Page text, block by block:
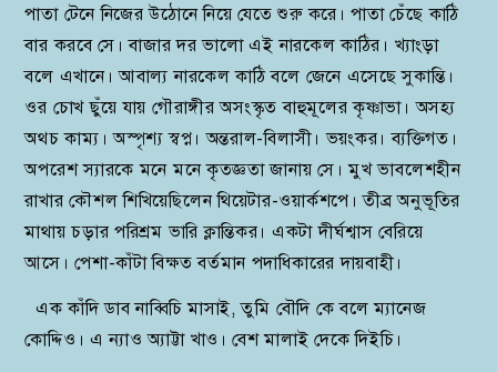
পাতা টেনে নিজের উঠোনে নিয়ে যেতে শুরু করে। পাতা চেঁছে কাঠি
বার করবে সে। বাজার দর ভালো এই নারকেল কাঠির। খ্যাংড়া
বলে এখানে। আবাল্য নারকেল কাঠি বলে জেনে এসেছে সুকান্তি।
ওর চোখ ছুঁয়ে যায় গৌরাঙ্গীর অসংস্কৃত বাহুমূলের কৃষ্ণাভা। অসহ্য
অথচ কাম্য। অস্পৃশ্য স্বপ্ন। অন্তরাল-বিলাসী। ভয়ংকর। ব্যক্তিগত।
অপরেশ স্যারকে মনে মনে কৃতজ্ঞতা জানায় সে। মুখ ভাবলেশহীন
রাখার কৌশল শিখিয়েছিলেন থিয়েটার-ওয়ার্কশপে। তীব্র অনুভূতির
মাথায় চড়ার পরিশ্রম ভারি ক্লান্তিকর। একটা দীর্ঘশ্বাস বেরিয়ে
আসে। পেশা-কাঁটা বিক্ষত বর্তমান পদাধিকারের দায়বাহী।
এক কাঁদি ডাব নাব্বিচি মাসাই, তুমি বৌদি কে বলে ম্যানেজ
কোদ্দিও। এ ন্যাও অ্যাট্টা খাও। বেশ মালাই দেকে দিইচি।